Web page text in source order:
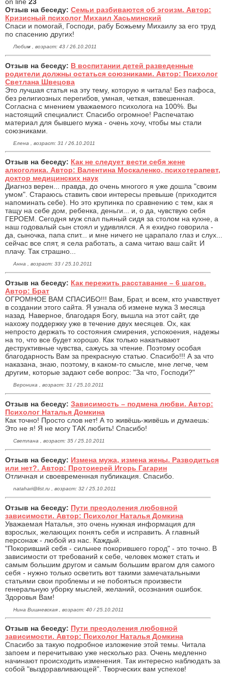
Отзыв на беседу: Семьи разбиваются об эгоизм. Автор:
Кризисный психолог Михаил Хасьминский
Спаси и помогай, Господи, рабу Божьему Михаилу за его труд
по спасению других!
Любим , возраст: 43 / 26.10.2011
Отзыв на беседу: В воспитании детей разведенные
родители должны остаться союзниками. Автор: Психолог
Светлана Швецова
Это лучшая статья на эту тему, которую я читала! Без пафоса,
без религиозных перегибов, умная, четкая, взвешенная.
Согласна с мнением уважаемого психолога на 100%. Вы
настоящий специалист. Спасибо огромное! Распечатаю
материал для бывшего мужа - очень хочу, чтобы мы стали
союзниками.
Елена , возраст: 31 / 26.10.2011
Отзыв на беседу: Как не следует вести себя жене
алкоголика. Автор: Валентина Москаленко, психотерапевт,
доктор медицинских наук
Диагноз верен... правда, до очень многого я уже дошла "своим
умом". Стараюсь ставить свои интересы превыше (приходится
напоминать себе). Но это крупинка по сравнению с тем, как я
тащу на себе дом, ребенка, деньги... и, о да, чувствую себя
ГЕРОЕМ. Сегодня муж спал пьяный сидя за столом на кухне, а
наш годовалый сын стоял и удивлялся. А я ехидно говорила -
да, сыночка, папа спит... и мне ничего не царапало глаз и слух...
сейчас все спят, я села работать, а сама читаю ваш сайт. И
плачу. Так страшно...
Анна , возраст: 33 / 25.10.2011
Отзыв на беседу: Как пережить расставание – 6 шагов.
Автор: Брат
ОГРОМНОЕ ВАМ СПАСИБО!!! Вам, Брат, и всем, кто учавствует
в создании этого сайта. Я узнала об измене мужа 3 месяца
назад. Наверное, благодаря Богу, вышла на этот сайт, где
нахожу поддержку уже в течение двух месяцев. Ох, как
непросто держать то состояния смирения, успокоения, надежы
на то, что все будет хорошо. Как только накатывают
деструктивные чувства, сажусь за чтение. Поэтому особая
благодарность Вам за прекрасную статью. Спасибо!!! А за что
наказана, знаю, поэтому, в каком-то смысле, мне легче, чем
другим, которые задают себе вопрос: "За что, Господи?"
Вероника , возраст: 31 / 25.10.2011
Отзыв на беседу: Зависимость – подмена любви. Автор:
Психолог Наталья Домкина
Как точно! Просто слов нет! А то живёшь-живёшь и думаешь:
Это не я! Я не могу ТАК любить! Спасибо!
Светлана , возраст: 35 / 25.10.2011
Отзыв на беседу: Измена мужа, измена жены. Разводиться
или нет?. Автор: Протоиерей Игорь Гагарин
Отличная и своевременная публикация. Спасибо.
natahari@list.ru , возраст: 32 / 25.10.2011
Отзыв на беседу: Пути преодоления любовной
зависимости. Автор: Психолог Наталья Домкина
Уважаемая Наталья, это очень нужная информация для
взрослых, желающих понять себя и исправить. А главный
персонаж - любой из нас. Каждый.
"Покоривший себя - сильнее покорившего город" - это точно. В
зависимости от требований к себе, человек может стать и
самым большим другом и самым большим врагом для самого
себя - нужно только осветить вот такими замечатальными
статьями свои проблемы и не побояться произвести
генеральную уборку мыслей, желаний, осознания ошибок.
Здоровья Вам!
Нина Вишневская , возраст: 40 / 25.10.2011
Отзыв на беседу: Пути преодоления любовной
зависимости. Автор: Психолог Наталья Домкина
Спасибо за такую подробное изложение этой темы. Читала
запоем и перечитываю уже несколько раз. Очень медленно
начинают происходить изменения. Так интересно наблюдать за
собой "выздоравливающей". Творческих вам успехов!